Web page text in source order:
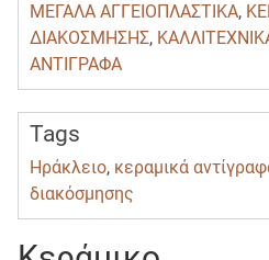
ΜΕΓΑΛΑ ΑΓΓΕΙΟΠΛΑΣΤΙΚΑ,
ΔΙΑΚΟΣΜΗΣΗΣ,
ΑΝΤΙΓΡΑΦΑ
Tags
Ηράκλειο, κεραμικά
διακόσμησης